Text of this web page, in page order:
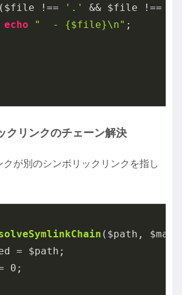
!== '.' && $file !==
echo
"  - {$file}\n" ;
クリンクのチェーン解決
クが別のシンボリックリンクを指し
($path,
= $path;
0 ;